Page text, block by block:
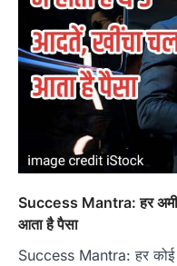
Success Mantra: हर
आता है पैसा
Success Mantra: हर कोई